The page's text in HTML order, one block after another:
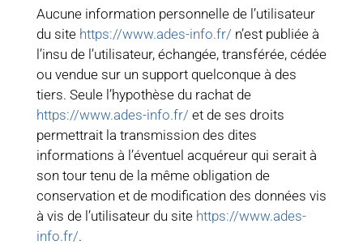
Aucune information personnelle de l’utilisateur
du site https://www.ades-info.fr/ n’est publiée à
l’insu de l’utilisateur, échangée, transférée, cédée
ou vendue sur un support quelconque à des
tiers. Seule l’hypothèse du rachat de
https://www.ades-info.fr/ et de ses droits
permettrait la transmission des dites
informations à l’éventuel acquéreur qui serait à
son tour tenu de la même obligation de
conservation et de modification des données vis
à vis de l’utilisateur du site https://www.ades-
info.fr/.